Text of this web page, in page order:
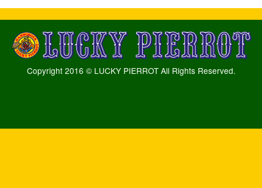
Copyright 2016 © LUCKY PIERROT All Rights Reserved.